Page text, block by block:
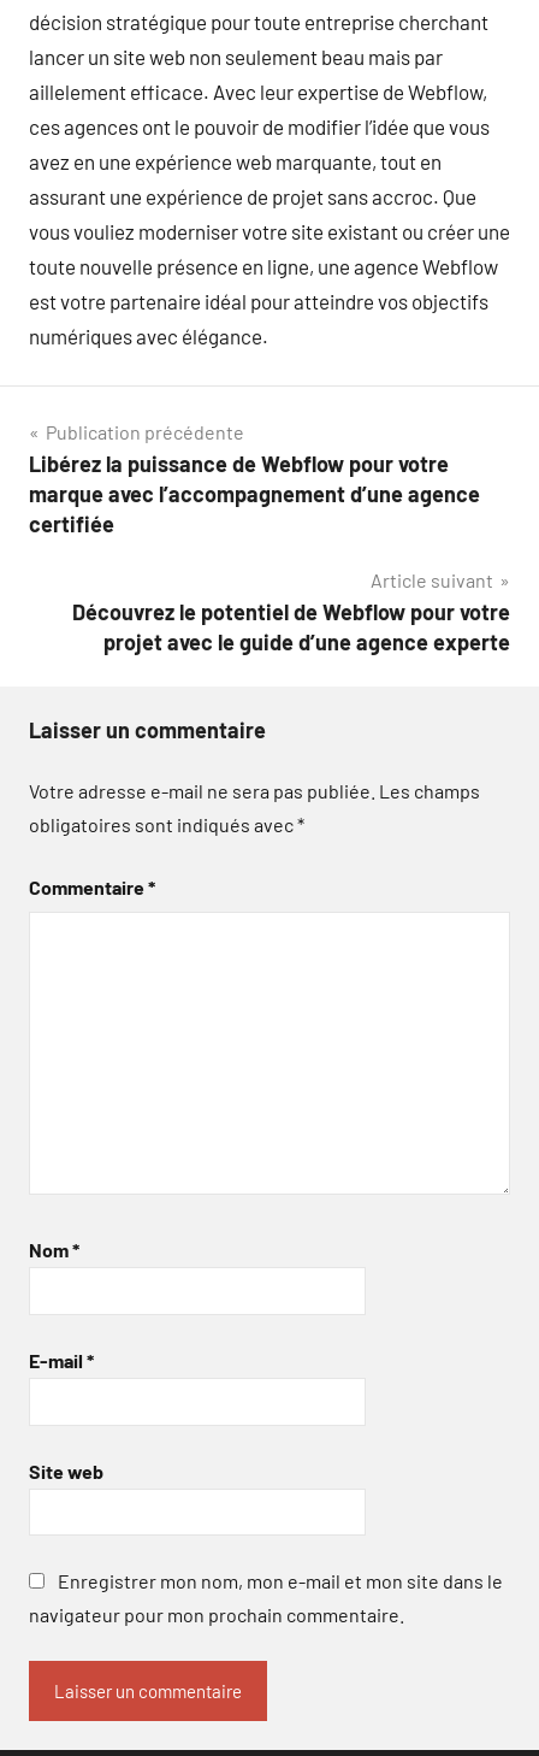
décision stratégique pour toute entreprise cherchant
lancer un site web non seulement beau mais par
aillelement efficace. Avec leur expertise de Webflow,
ces agences ont le pouvoir de modifier l’idée que vous
avez en une expérience web marquante, tout en
assurant une expérience de projet sans accroc. Que
vous vouliez moderniser votre site existant ou créer une
toute nouvelle présence en ligne, une agence Webflow
est votre partenaire idéal pour atteindre vos objectifs
numériques avec élégance.
Navigation
de
l’article
Publication précédente
Libérez la puissance de Webflow pour votre
marque avec l’accompagnement d’une agence
certifiée
Article suivant
Découvrez le potentiel de Webflow pour votre
projet avec le guide d’une agence experte
Laisser un commentaire
Votre adresse e-mail ne sera pas publiée. Les champs
obligatoires sont indiqués avec*
Commentaire*
Nom*
E-mail *
Site web
Enregistrer mon nom, mon e-mail et mon site dans le
navigateur pour mon prochain commentaire.